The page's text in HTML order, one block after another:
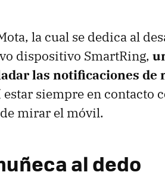
la cual se dedica al
dispositivo SmartRing,
las notificaciones
estar siempre en contacto
mirar el móvil.
al dedo